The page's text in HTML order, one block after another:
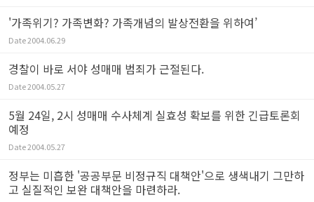
'가족위기? 가족변화? 가족개념의 발상전환을 위하여’
Date2004.06.29
경찰이 바로 서야 성매매 범죄가 근절된다.
Date2004.05.27
5월 24일, 2시 성매매 수사체계 실효성 확보를 위한 긴급토론회
예정
Date2004.05.27
정부는 미흡한 '공공부문 비정규직 대책안'으로 생색내기 그만하
고 실질적인 보완 대책안을 마련하라.